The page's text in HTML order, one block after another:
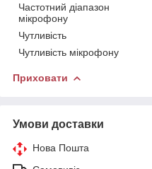
Частотний діапазон
мікрофону
Чутливість
Чутливість мікрофону
Приховати
Умови доставки
Нова Пошта